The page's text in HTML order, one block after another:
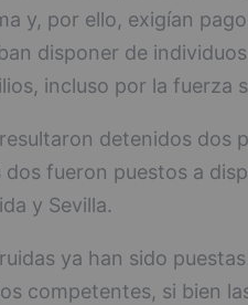
y, por ello, exigían
disponer de
incluso por la fuerza
detenidos dos
fueron puestos a
y Sevilla.
ya han sido
competentes, si bien